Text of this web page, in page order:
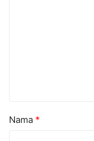
Nama *